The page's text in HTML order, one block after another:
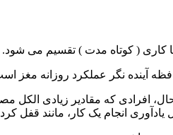
کاری ( کوتاه مدت ) تقسیم می
آینده نگر عملکرد روزانه مغز
افرادی که مقادیر زیادی
یادآوری انجام یک کار، مانند